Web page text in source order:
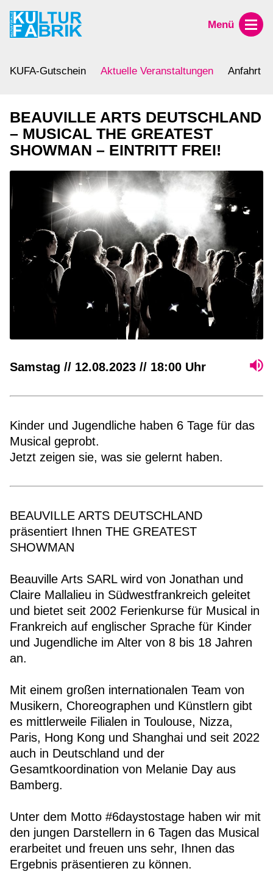
Menü
KUFA-Gutschein Aktuelle Veranstaltungen Anfahrt
BEAUVILLE ARTS DEUTSCHLAND
– MUSICAL THE GREATEST
SHOWMAN – EINTRITT FREI!
Samstag // 12.08.2023 // 18:00 Uhr
Kinder und Jugendliche haben 6 Tage für das
Musical geprobt.
Jetzt zeigen sie, was sie gelernt haben.
BEAUVILLE ARTS DEUTSCHLAND
präsentiert Ihnen THE GREATEST
SHOWMAN
Beauville Arts SARL wird von Jonathan und
Claire Mallalieu in Südwestfrankreich geleitet
und bietet seit 2002 Ferienkurse für Musical in
Frankreich auf englischer Sprache für Kinder
und Jugendliche im Alter von 8 bis 18 Jahren
an.
Mit einem großen internationalen Team von
Musikern, Choreographen und Künstlern gibt
es mittlerweile Filialen in Toulouse, Nizza,
Paris, Hong Kong und Shanghai und seit 2022
auch in Deutschland und der
Gesamtkoordination von Melanie Day aus
Bamberg.
Unter dem Motto #6daystostage haben wir mit
den jungen Darstellern in 6 Tagen das Musical
erarbeitet und freuen uns sehr, Ihnen das
Ergebnis präsentieren zu können.